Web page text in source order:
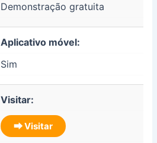
Demonstração gratuita
Aplicativo móvel:
Sim
Visitar:
⮕ Visitar